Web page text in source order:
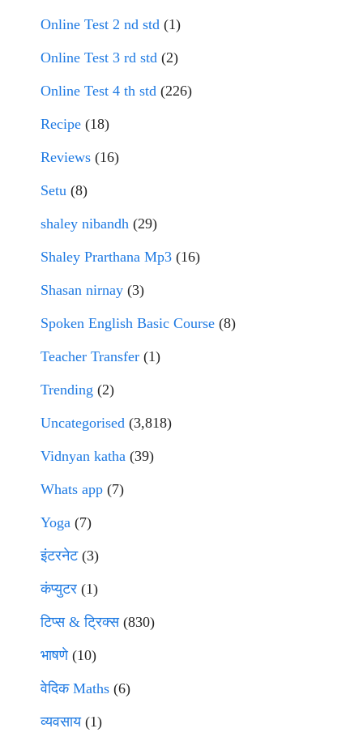
Online Test 2 nd std (1)
Online Test 3 rd std (2)
Online Test 4 th std (226)
Recipe (18)
Reviews (16)
Setu (8)
shaley nibandh (29)
Shaley Prarthana Mp3 (16)
Shasan nirnay (3)
Spoken English Basic Course (8)
Teacher Transfer (1)
Trending (2)
Uncategorised (3,818)
Vidnyan katha (39)
Whats app (7)
Yoga (7)
इंटरनेट(3)
कंप्युटर (1)
टिप्स & ट्रिक्स(830)
भाषणे(10)
वेदिक Maths (6)
व्यवसाय(1)